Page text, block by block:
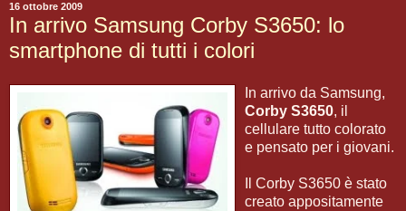
16 ottobre 2009
In arrivo Samsung Corby S3650: lo
smartphone di tutti i colori
In arrivo da Samsung,
Corby S3650, il
cellulare tutto colorato
e pensato per i giovani.
Il Corby S3650 è stato
creato appositamente